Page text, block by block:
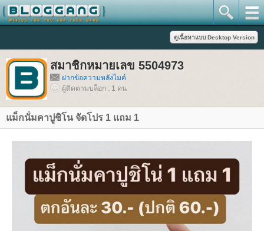
สมาชิกหมายเลข 5504973
ฝากข้อความหลังไมค์
ผู้ติดตามบล็อก : 1 คน
ม็กนั่มคาปูชิโน จัดโปร 1 แถม 1